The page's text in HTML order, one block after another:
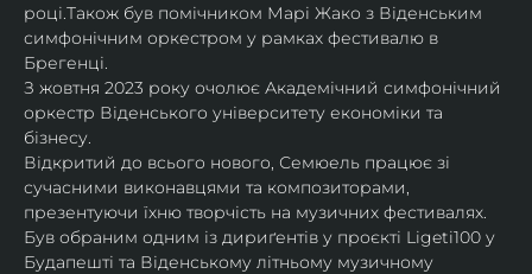
році.Також був помічником Марі Жако з Віденським
симфонічним оркестром у рамках фестивалю в
Брегенці.
З жовтня 2023 року очолює Академічний симфонічний
оркестр Віденського університету економіки та
бізнесу.
Відкритий до всього нового, Семюель працює зі
сучасними виконавцями та композиторами,
презентуючи їхню творчість на музичних фестивалях.
Був обраним одним із дириґентів у проєкті Ligeti100 у
Будапешті та Віденському літньому музичному